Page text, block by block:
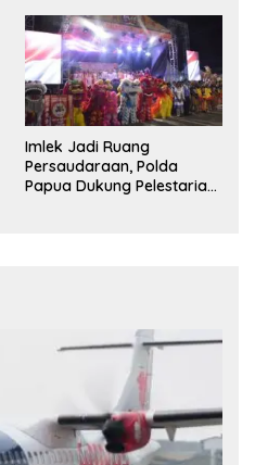
Duta Besar
Imlek Jadi Ruang
Persaudaraan, Polda
Papua Dukung Pelestarian